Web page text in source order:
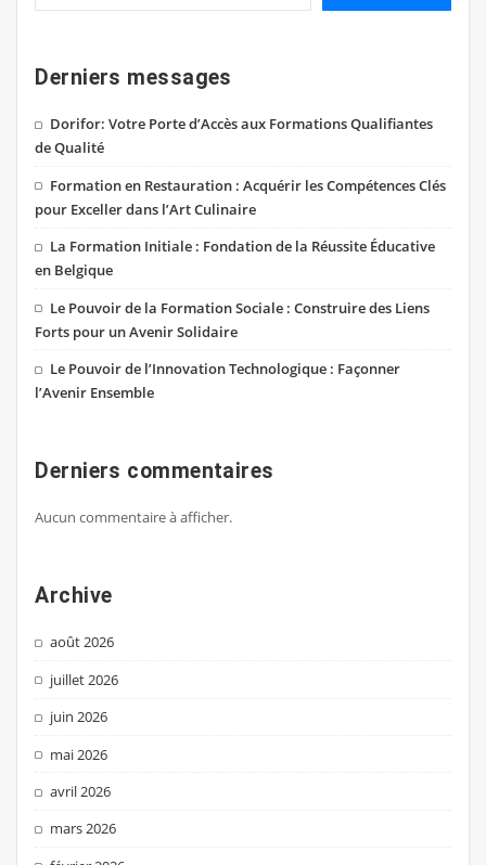
Derniers messages
Dorifor: Votre Porte d’Accès aux Formations Qualifiantes
de Qualité
Formation en Restauration : Acquérir les Compétences Clés
pour Exceller dans l’Art Culinaire
La Formation Initiale : Fondation de la Réussite Éducative
en Belgique
Le Pouvoir de la Formation Sociale : Construire des Liens
Forts pour un Avenir Solidaire
Le Pouvoir de l’Innovation Technologique : Façonner
l’Avenir Ensemble
Derniers commentaires
Aucun commentaire à afficher.
Archive
août 2026
juillet 2026
juin 2026
mai 2026
avril 2026
mars 2026